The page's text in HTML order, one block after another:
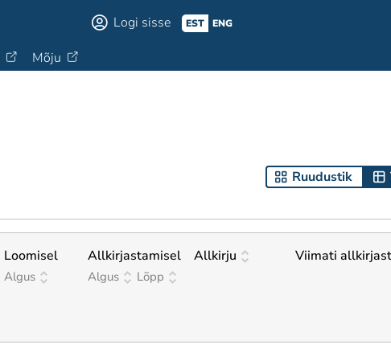
Logi sisse EST ENG
Mõju
Ruudustik
Loomisel
Algus
Allkirjastamisel
Algus Lõpp
Allkirju Viimati